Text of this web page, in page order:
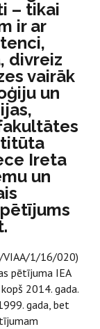
– tikai
ir ar
divreiz
vairāk
un
Ireta
un
VIAA/1/16/020)
pētījuma IEA
2014. gada.
gada, bet